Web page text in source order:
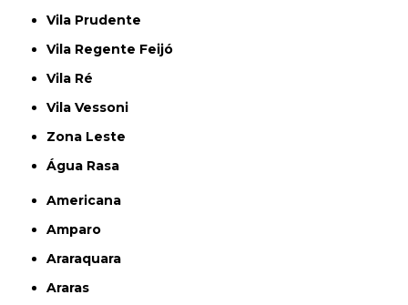
Vila Prudente
Vila Regente Feijó
Vila Ré
Vila Vessoni
Zona Leste
Água Rasa
Americana
Amparo
Araraquara
Araras